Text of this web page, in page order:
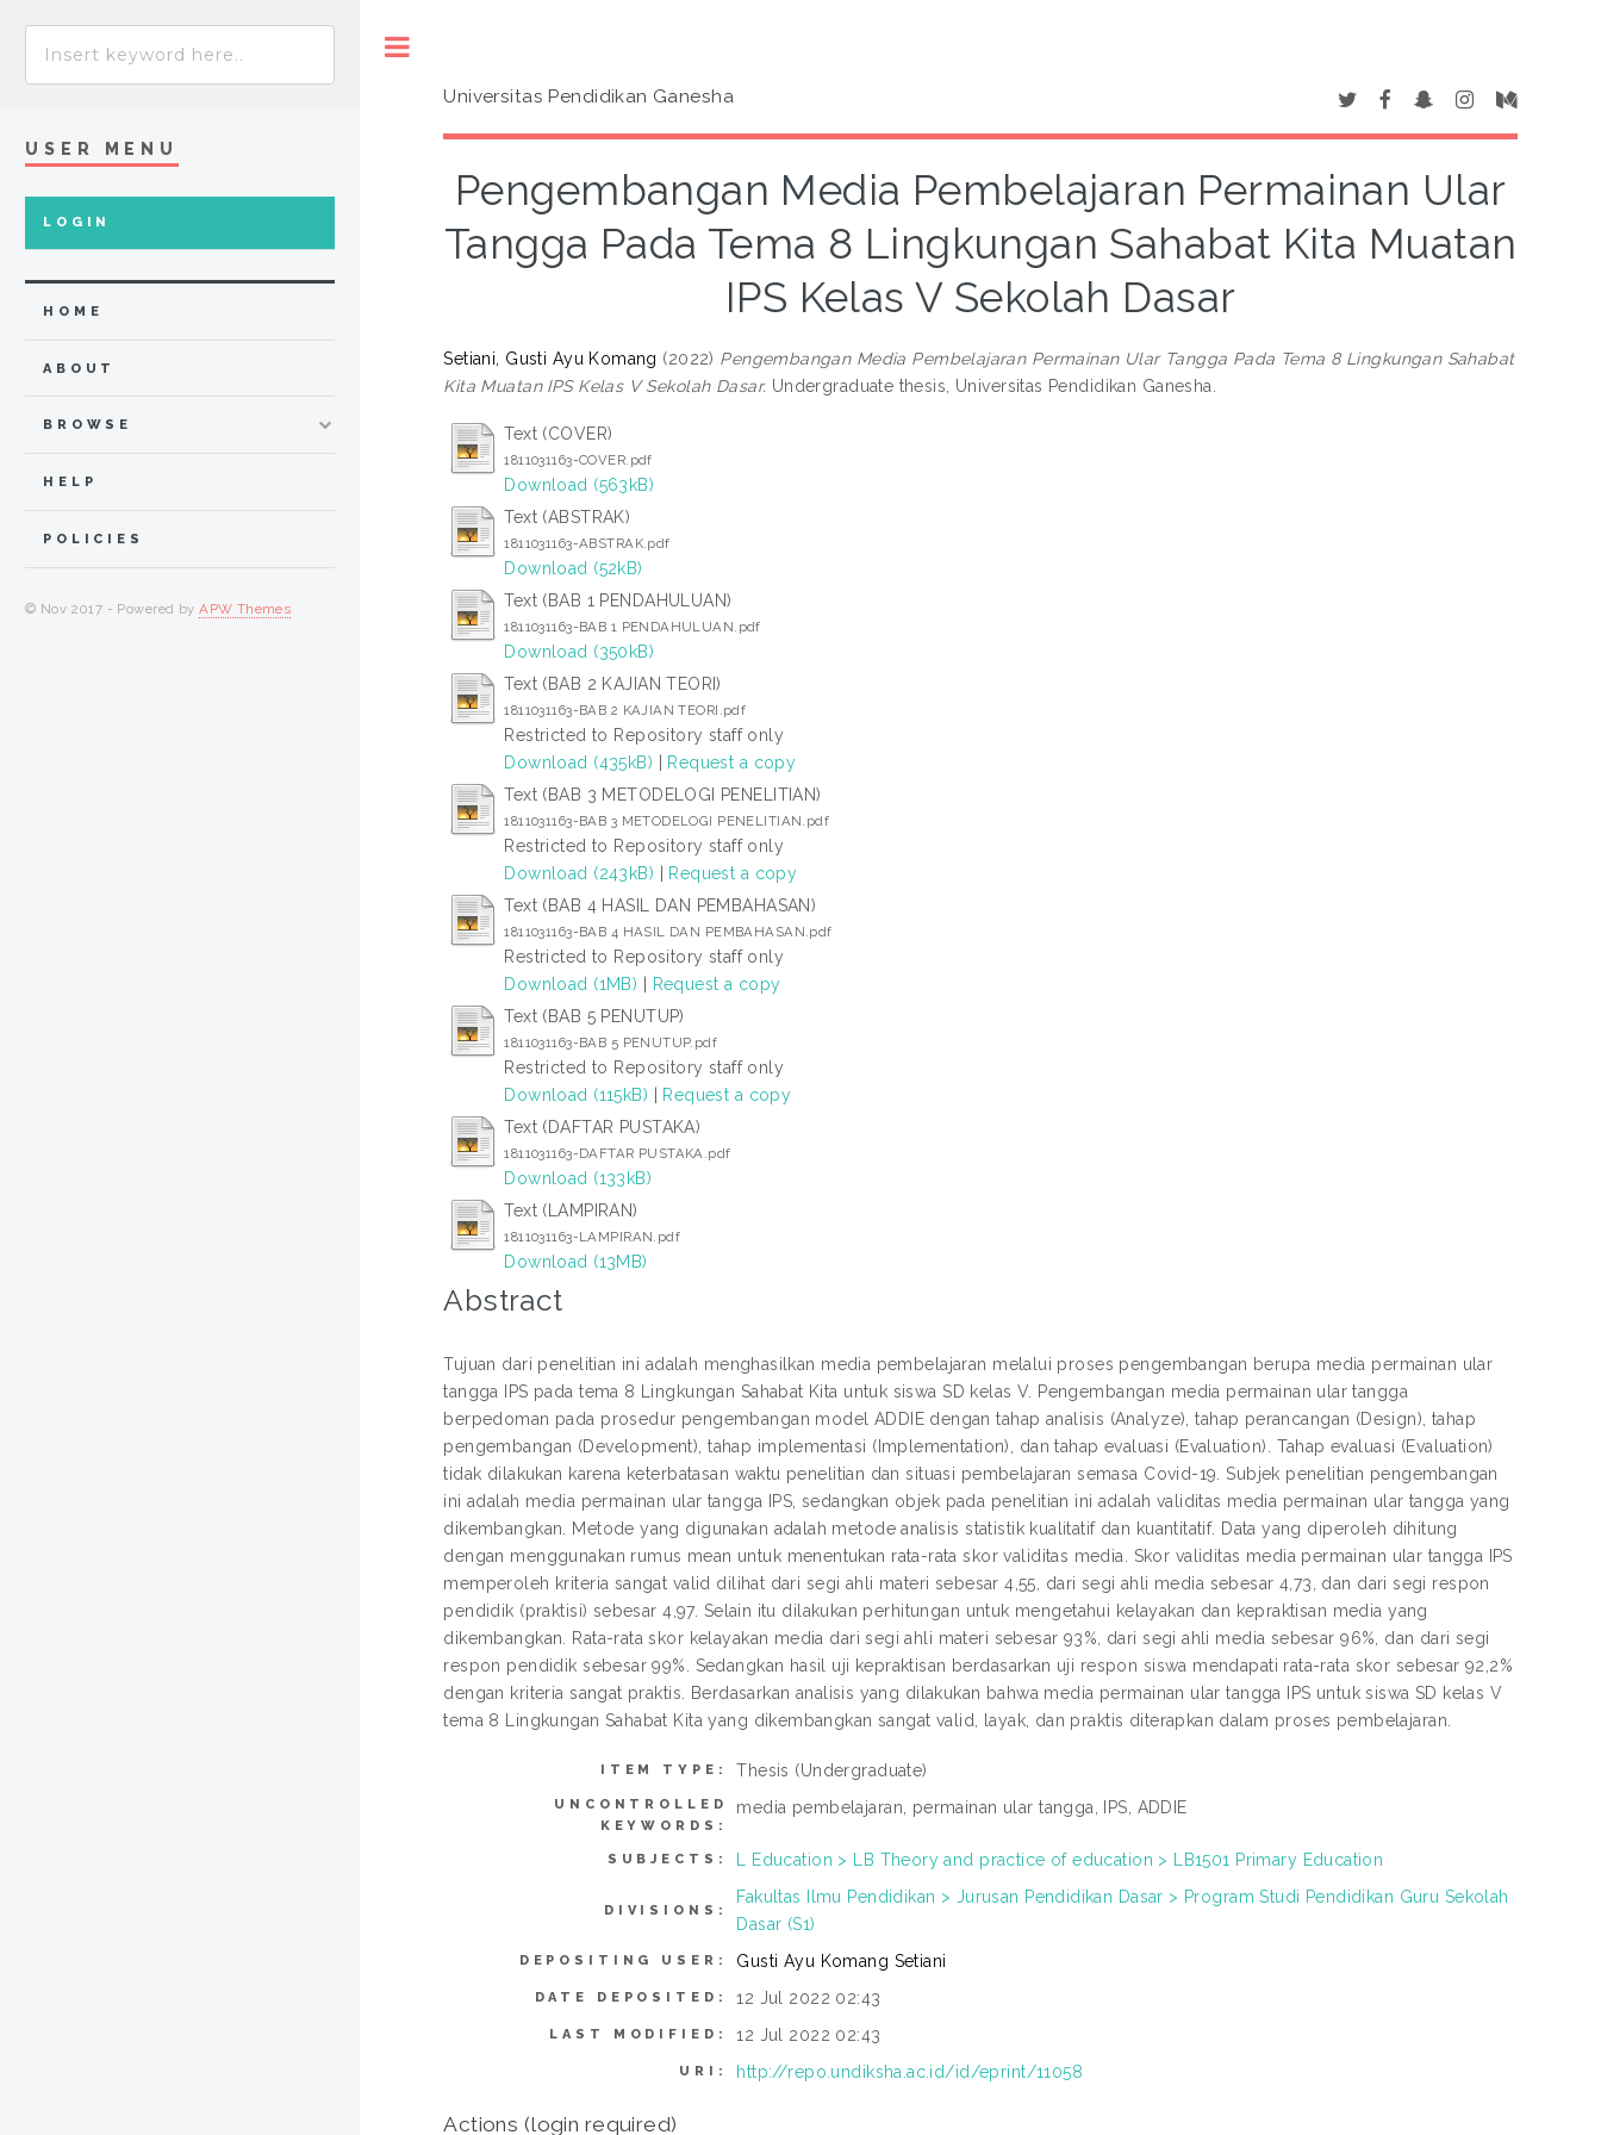
Universitas Pendidikan Ganesha
Pengembangan Media Pembelajaran Permainan Ular
Tangga Pada Tema 8 Lingkungan Sahabat Kita Muatan
IPS Kelas V Sekolah Dasar
Setiani, Gusti Ayu Komang (2022) Pengembangan Media Pembelajaran Permainan Ular Tangga Pada Tema 8 Lingkungan Sahabat
Kita Muatan IPS Kelas V Sekolah Dasar. Undergraduate thesis, Universitas Pendidikan Ganesha.
Text (COVER)
1811031163-COVER.pdf
Download (563kB)
Text (ABSTRAK)
1811031163-ABSTRAK.pdf
Download (52kB)
Text (BAB 1 PENDAHULUAN)
1811031163-BAB 1 PENDAHULUAN.pdf
Download (350kB)
Text (BAB 2 KAJIAN TEORI)
1811031163-BAB 2 KAJIAN TEORI.pdf
Restricted to Repository staff only
Download (435kB) | Request a copy
Text (BAB 3 METODELOGI PENELITIAN)
1811031163-BAB 3 METODELOGI PENELITIAN.pdf
Restricted to Repository staff only
Download (243kB) | Request a copy
Text (BAB 4 HASIL DAN PEMBAHASAN)
1811031163-BAB 4 HASIL DAN PEMBAHASAN.pdf
Restricted to Repository staff only
Download (1MB) | Request a copy
Text (BAB 5 PENUTUP)
1811031163-BAB 5 PENUTUP.pdf
Restricted to Repository staff only
Download (115kB) | Request a copy
Text (DAFTAR PUSTAKA)
1811031163-DAFTAR PUSTAKA.pdf
Download (133kB)
Text (LAMPIRAN)
1811031163-LAMPIRAN.pdf
Download (13MB)
Abstract
Tujuan dari penelitian ini adalah menghasilkan media pembelajaran melalui proses pengembangan berupa media permainan ular
tangga IPS pada tema 8 Lingkungan Sahabat Kita untuk siswa SD kelas V. Pengembangan media permainan ular tangga
berpedoman pada prosedur pengembangan model ADDIE dengan tahap analisis (Analyze), tahap perancangan (Design), tahap
pengembangan (Development), tahap implementasi (Implementation), dan tahap evaluasi (Evaluation). Tahap evaluasi (Evaluation)
tidak dilakukan karena keterbatasan waktu penelitian dan situasi pembelajaran semasa Covid-19. Subjek penelitian pengembangan
ini adalah media permainan ular tangga IPS, sedangkan objek pada penelitian ini adalah validitas media permainan ular tangga yang
dikembangkan. Metode yang digunakan adalah metode analisis statistik kualitatif dan kuantitatif. Data yang diperoleh dihitung
dengan menggunakan rumus mean untuk menentukan rata-rata skor validitas media. Skor validitas media permainan ular tangga IPS
memperoleh kriteria sangat valid dilihat dari segi ahli materi sebesar 4,55, dari segi ahli media sebesar 4,73, dan dari segi respon
pendidik (praktisi) sebesar 4,97. Selain itu dilakukan perhitungan untuk mengetahui kelayakan dan kepraktisan media yang
dikembangkan. Rata-rata skor kelayakan media dari segi ahli materi sebesar 93%, dari segi ahli media sebesar 96%, dan dari segi
respon pendidik sebesar 99%. Sedangkan hasil uji kepraktisan berdasarkan uji respon siswa mendapati rata-rata skor sebesar 92,2%
dengan kriteria sangat praktis. Berdasarkan analisis yang dilakukan bahwa media permainan ular tangga IPS untuk siswa SD kelas V
tema 8 Lingkungan Sahabat Kita yang dikembangkan sangat valid, layak, dan praktis diterapkan dalam proses pembelajaran.
ITEM TYPE: Thesis (Undergraduate)
UNCONTROLLED
KEYWORDS:
media pembelajaran, permainan ular tangga, IPS, ADDIE
SUBJECTS: L Education > LB Theory and practice of education > LB1501 Primary Education
DIVISIONS:
Fakultas Ilmu Pendidikan > Jurusan Pendidikan Dasar > Program Studi Pendidikan Guru Sekolah
Dasar (S1)
DEPOSITING USER: Gusti Ayu Komang Setiani
DATE DEPOSITED: 12 Jul 2022 02:43
LAST MODIFIED: 12 Jul 2022 02:43
URI: http://repo.undiksha.ac.id/id/eprint/11058
Actions (login required)
USER MENU
LOGIN
HOME
ABOUT
BROWSE
HELP
POLICIES
© Nov 2017 - Powered byAPW Themes